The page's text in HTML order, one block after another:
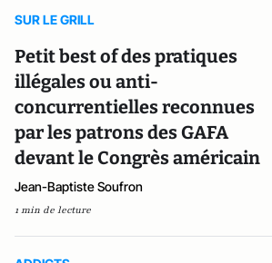
SUR LE GRILL
Petit best of des pratiques
illégales ou anti-
concurrentielles reconnues
par les patrons des GAFA
devant le Congrès américain
Jean-Baptiste Soufron
1 min de lecture